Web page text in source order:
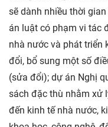
sẽ dành nhiều thời
án luật có phạm vi tác
nhà nước và phát triển
đổi, bổ sung một số
(sửa đổi); dự án Nghị
sách đặc thù nhằm xử
đến kinh tế nhà nước,